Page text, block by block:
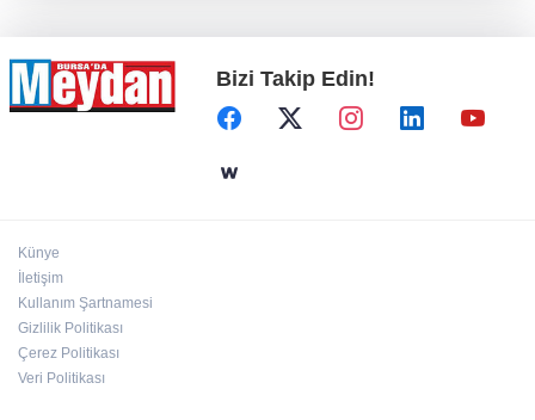
Bizi Takip Edin!
Künye
İletişim
Kullanım Şartnamesi
Gizlilik Politikası
Çerez Politikası
Veri Politikası